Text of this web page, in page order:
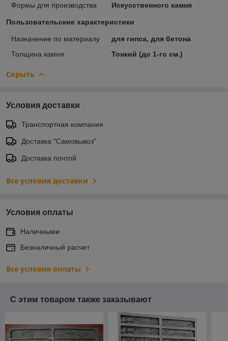
Формы для производства Искусственного камня
Пользовательские характеристики
Назначение по материалу
для гипса, для бетона
Толщина камня
Тонкий (до 1-го см.)
Скрыть
Условия доставки
Транспортная компания
Доставка "Самовывоз"
Доставка почтой
Все условия доставки
Условия оплаты
Наличными
Безналичный расчет
Все условия оплаты
С этим товаром также заказывают